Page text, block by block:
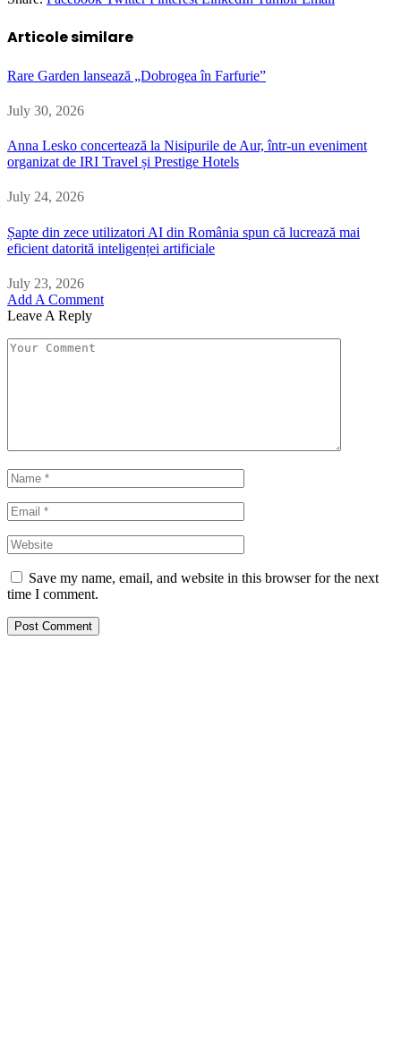
Articole similare
Rare Garden lansează „Dobrogea în Farfurie”
July 30, 2026
Anna Lesko concertează la Nisipurile de Aur, într-un eveniment
organizat de IRI Travel și Prestige Hotels
July 24, 2026
Șapte din zece utilizatori AI din România spun că lucrează mai
eficient datorită inteligenței artificiale
July 23, 2026
Add A Comment
Leave A Reply
Save my name, email, and website in this browser for the next
time I comment.